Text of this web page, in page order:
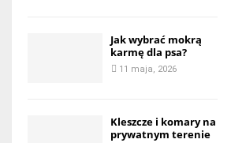
Jak wybrać mokrą
karmę dla psa?
11 maja, 2026
Kleszcze i komary na
prywatnym terenie